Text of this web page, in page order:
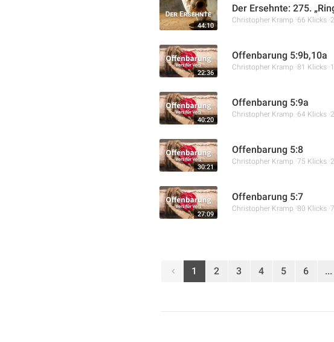
44:10
Der Ersehnte: 275.
Christopher Kramp 66 Klicks
22:36
Offenbarung 5:9b,10a
Christopher Kramp 81 Klicks
40:20
Offenbarung 5:9a
Christopher Kramp 64 Klicks
30:21
Offenbarung 5:8
Christopher Kramp 75 Klicks
27:09
Offenbarung 5:7
Christopher Kramp 80 Klicks
1 2 3 4 5 6 ...